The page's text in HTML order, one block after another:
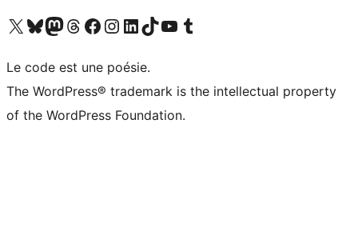
Visitez notre compte X (précédemment Twitter)
Visiter notre compte Bluesky
Visiter notre compte Mastodon
Visiter notre compte Threads
Consulter notre compte Facebook
Consulter notre compte Instagram
Consulter notre compte LinkedIn
Visiter notre compte TokTok
Visiter notre chaîne YouTube
Visiter notre compte Tumblr
Le code est une poésie.
The WordPress® trademark is the intellectual property
of the WordPress Foundation.